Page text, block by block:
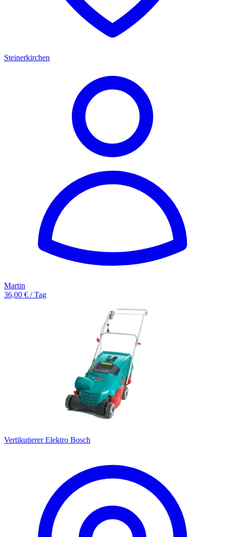
Steinerkirchen
Martin
36,00 € / Tag
Vertikutierer Elektro Bosch